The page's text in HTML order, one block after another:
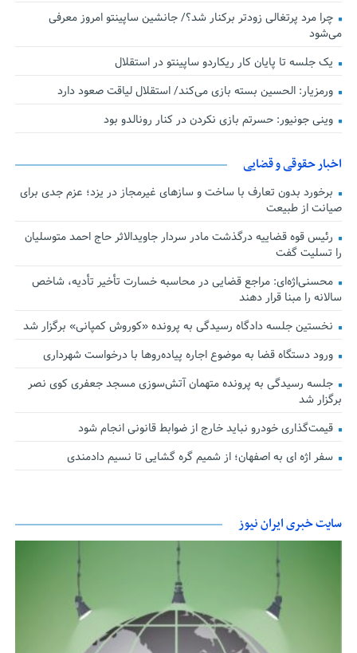
چرا مرد پرتغالی زودتر برکنار شد؟/ جانشین ساپینتو امروز معرفی
می‌شود
یک جلسه تا پایان کار ریکاردو ساپینتو در استقلال
ورمزیار: الحسین بسته بازی می‌کند/ استقلال لیاقت صعود دارد
وینی جونیور: حسرتم بازی نکردن در کنار رونالدو بود
اخبار حقوقی و قضایی
برخورد بدون تعارف با ساخت‌ و سازهای غیرمجاز در یزد؛ عزم جدی برای
صیانت از طبیعت
رئیس قوه قضاییه درگذشت مادر سردار جاویدالاثر حاج احمد متوسلیان
را تسلیت گفت
محسنی‌اژه‌ای: مراجع قضایی در محاسبه خسارت تأخیر تأدیه، شاخص
سالانه را مبنا قرار دهند
نخستین جلسه دادگاه رسیدگی به پرونده «کوروش کمپانی» برگزار شد
ورود دستگاه قضا به موضوع اجاره پیاده‌روها با درخواست شهرداری
جلسه رسیدگی به پرونده متهمان آتش‌سوزی مسجد جعفری کوی نصر
برگزار شد
قیمت‌گذاری خودرو نباید خارج از ضوابط قانونی انجام شود
سفر اژه ای به اصفهان؛ از شمیم گره گشایی تا نسیم دادمندی
سایت خبری ایران نیوز